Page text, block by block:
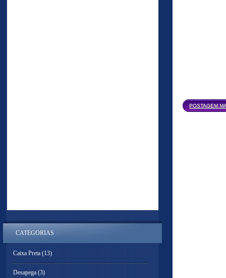
POSTAGEM
CATEGORIAS
Caixa Preta (13)
Desapega (3)